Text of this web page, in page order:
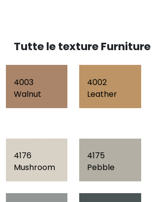
Tutte le texture Furniture
4003
Walnut
4002
Leather
4176
Mushroom
4175
Pebble